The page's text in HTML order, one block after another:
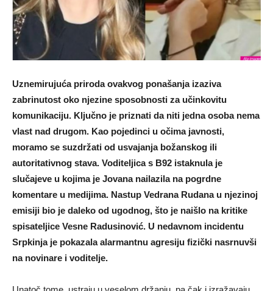
Uznemirujuća priroda ovakvog ponašanja izaziva
zabrinutost oko njezine sposobnosti za učinkovitu
komunikaciju. Ključno je priznati da niti jedna osoba nema
vlast nad drugom. Kao pojedinci u očima javnosti,
moramo se suzdržati od usvajanja božanskog ili
autoritativnog stava. Voditeljica s B92 istaknula je
slučajeve u kojima je Jovana nailazila na pogrdne
komentare u medijima. Nastup Vedrana Rudana u njezinoj
emisiji bio je daleko od ugodnog, što je naišlo na kritike
spisateljice Vesne Radusinović. U nedavnom incidentu
Srpkinja je pokazala alarmantnu agresiju fizički nasrnuvši
na novinare i voditelje.